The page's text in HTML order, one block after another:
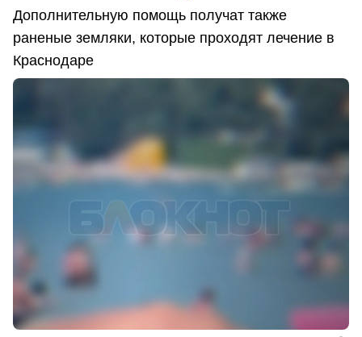
Дополнительную помощь получат также
раненые земляки, которые проходят лечение в
Краснодаре